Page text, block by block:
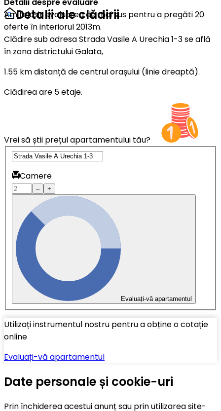
Am folosit evaluarea de mai sus pentru a pregăti 20
oferte în interiorul 2013m.
Detalii ale clădirii
Clădire sub adresa Strada Vasile A Urechia 1-3 se află
în zona districtului Galata,
1.55 km distanță de centrul orașului (linie dreaptă).
Clădirea are 5 etaje.
Vrei să știi prețul apartamentului tău?
Camere
– +
Evaluați-vă apartamentul
Utilizați instrumentul nostru pentru a obține o cotație
online
Evaluați-vă apartamentul
Date personale și cookie-uri
Prin închiderea acestui anunț sau prin utilizarea site-